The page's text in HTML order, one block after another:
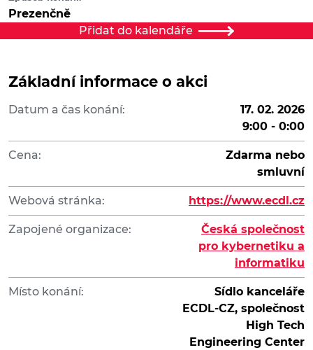
Prezenčně
Přidat do kalendáře
Základní informace o akci
Datum a čas konání:
17. 02. 2026
9:00 - 0:00
Cena:
Zdarma nebo
smluvní
Webová stránka: https://www.ecdl.cz
Zapojené organizace:
Česká společnost
pro kybernetiku a
informatiku
Místo konání:
Sídlo kanceláře
ECDL-CZ, společnost
High Tech
Engineering Center